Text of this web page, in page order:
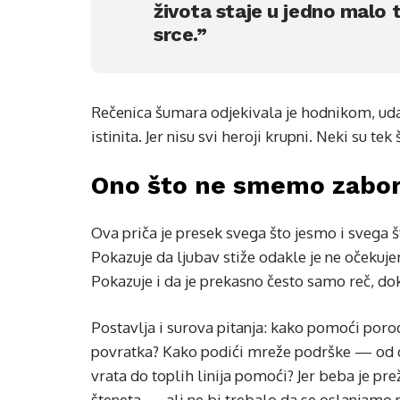
života staje u jedno malo
srce.”
Rečenica šumara odjekivala je hodnikom,
istinita. Jer nisu svi heroji krupni. Neki su tek
Ono što ne smemo
Ova priča je presek svega što jesmo i
Pokazuje da ljubav stiže odakle je ne
Pokazuje i da je prekasno često samo reč,
Postavlja i surova pitanja: kako pomoći
povratka? Kako podići mreže podrške —
vrata do toplih linija pomoći? Jer beba je